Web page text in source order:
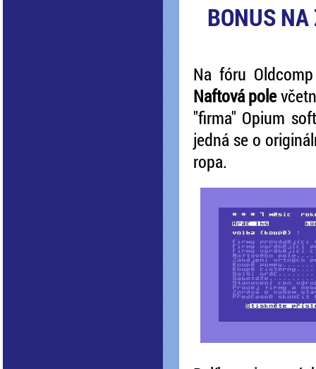
BONUS
Na fóru
Naftová pole
"firma" Opium
jedná se o
ropa.